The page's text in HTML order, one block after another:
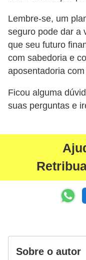
Lembre-se, um
seguro pode dar a
que seu futuro
com sabedoria e
aposentadoria
Ficou alguma
suas perguntas e
Sobre o autor